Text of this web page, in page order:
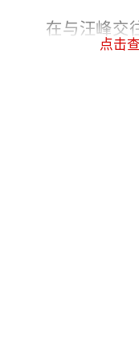
在与汪峰交
不高的网红博
点击